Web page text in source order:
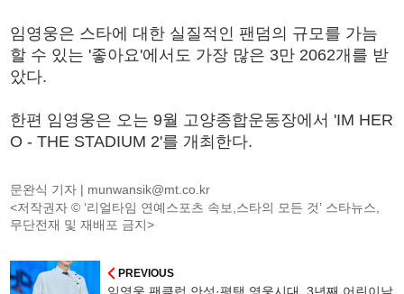
임영웅은 스타에 대한 실질적인 팬덤의 규모를 가늠
할 수 있는 '좋아요'에서도 가장 많은 3만 2062개를 받
았다.
한편 임영웅은 오는 9월 고양종합운동장에서 'IM HER
O - THE STADIUM 2'를 개최한다.
문완식 기자 | munwansik@mt.co.kr
<저작권자 © ‘리얼타임 연예스포츠 속보,스타의 모든 것’ 스타뉴스,
무단전재 및 재배포 금지>
PREVIOUS